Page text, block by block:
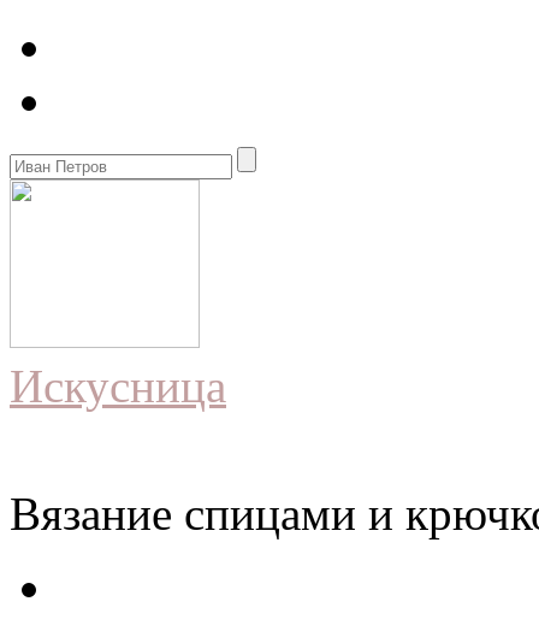
Искусница
Вязание спицами и